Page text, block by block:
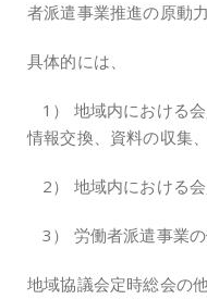
者派遣事業推進の原動
具体的には、
1） 地域内における
情報交換、資料の収集、
2） 地域内における
3） 労働者派遣事業
地域協議会定時総会の